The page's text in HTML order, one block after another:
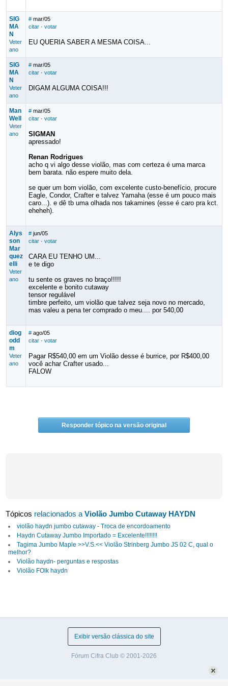
SIG
MA
N
Veter
ano
# mar/05
citar· votar
EU QUERIA SABER A MESMA COISA...
SIG
MA
N
Veter
ano
# mar/05
citar· votar
DIGAM ALGUMA COISA!!!
Man
Well
Veter
ano
# mar/05
citar· votar
SIGMAN
apressado!
Renan Rodrigues
acho q vi algo desse violão, mas com certeza é uma marca
bem barata. não espere muito dela.
se quer um bom violão, com excelente custo-benefício, procure
Eagle, Condor, Crafter e talvez Yamaha (esse é um pouco mais
caro...). e dê tb uma olhada nos takamines (esse é caro pra kct.
eheheh).
Alys
son
Mar
quez
elli
Veter
ano
# jun/05
citar· votar
CARA EU TENHO UM...
e te digo
tu sente os graves no braço!!!!!
excelente e bonito cutaway
tensor regulável
timbre perfeito, um violão que talvez seja novo no mercado,
mas valeu a pena ter comprado o meu.... por 540,00
diog
odd
m
Veter
ano
# ago/05
citar· votar
Pagar R$540,00 em um Violão desse é burrice, por R$400,00
você achar Crafter usado...
FALOW
Responder tópico na versão original
Tópicos relacionados aViolão Jumbo Cutaway HAYDN
violão haydn jumbo cutaway - Troca de encordoamento
Haydn Cutaway Jumbo Importado = Excelente!!!!!!!!
Tagima Jumbo Maple >>V.S.<< Violão Strinberg Jumbo JS 02 C, qual o
melhor?
Violão haydn- perguntas e respostas
Violão FOlk haydn
Exibir versão clássica do site
Fórum Cifra Club © 2001-2026